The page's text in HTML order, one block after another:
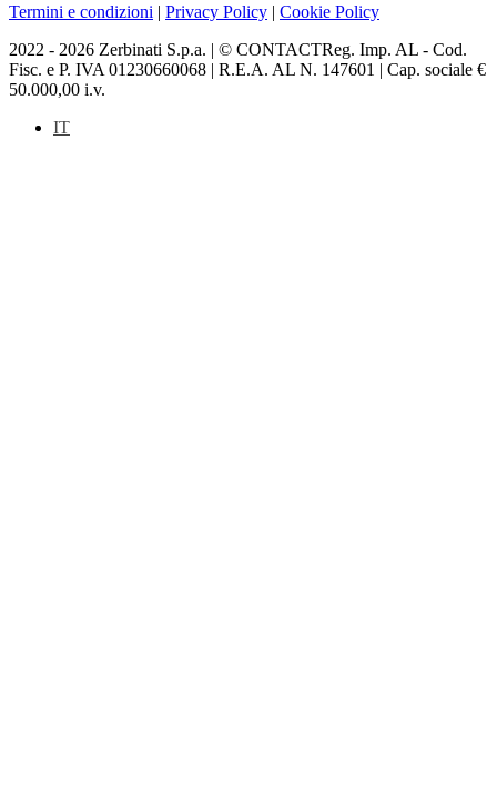
Termini e condizioni | Privacy Policy | Cookie Policy
2022 - 2026 Zerbinati S.p.a. | © CONTACTReg. Imp. AL - Cod.
Fisc. e P. IVA 01230660068 | R.E.A. AL N. 147601 | Cap. sociale €
50.000,00 i.v.
IT